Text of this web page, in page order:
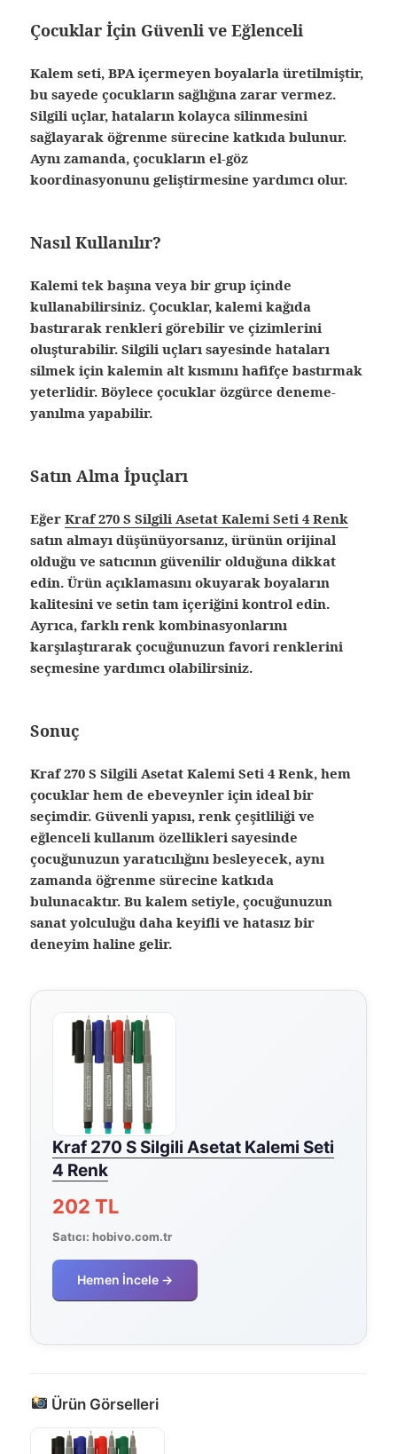
Çocuklar İçin Güvenli ve Eğlenceli
Kalem seti, BPA içermeyen boyalarla üretilmiştir,
bu sayede çocukların sağlığına zarar vermez.
Silgili uçlar, hataların kolayca silinmesini
sağlayarak öğrenme sürecine katkıda bulunur.
Aynı zamanda, çocukların el-göz
koordinasyonunu geliştirmesine yardımcı olur.
Nasıl Kullanılır?
Kalemi tek başına veya bir grup içinde
kullanabilirsiniz. Çocuklar, kalemi kağıda
bastırarak renkleri görebilir ve çizimlerini
oluşturabilir. Silgili uçları sayesinde hataları
silmek için kalemin alt kısmını hafifçe bastırmak
yeterlidir. Böylece çocuklar özgürce deneme-
yanılma yapabilir.
Satın Alma İpuçları
EğerKraf 270 S Silgili Asetat Kalemi Seti 4 Renk
satın almayı düşünüyorsanız, ürünün orijinal
olduğu ve satıcının güvenilir olduğuna dikkat
edin. Ürün açıklamasını okuyarak boyaların
kalitesini ve setin tam içeriğini kontrol edin.
Ayrıca, farklı renk kombinasyonlarını
karşılaştırarak çocuğunuzun favori renklerini
seçmesine yardımcı olabilirsiniz.
Sonuç
Kraf 270 S Silgili Asetat Kalemi Seti 4 Renk, hem
çocuklar hem de ebeveynler için ideal bir
seçimdir. Güvenli yapısı, renk çeşitliliği ve
eğlenceli kullanım özellikleri sayesinde
çocuğunuzun yaratıcılığını besleyecek, aynı
zamanda öğrenme sürecine katkıda
bulunacaktır. Bu kalem setiyle, çocuğunuzun
sanat yolculuğu daha keyifli ve hatasız bir
deneyim haline gelir.
Kraf 270 S Silgili Asetat Kalemi Seti
4 Renk
202 TL
Satıcı:hobivo.com.tr
Hemen İncele →
Ürün Görselleri